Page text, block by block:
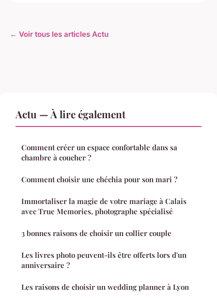
← Voir tous les articles Actu
Actu — À lire également
Comment créer un espace confortable dans sa
chambre à coucher ?
Comment choisir une chéchia pour son mari ?
Immortaliser la magie de votre mariage à Calais
avec True Memories, photographe spécialisé
3 bonnes raisons de choisir un collier couple
Les livres photo peuvent-ils être offerts lors d'un
anniversaire ?
Les raisons de choisir un wedding planner à Lyon